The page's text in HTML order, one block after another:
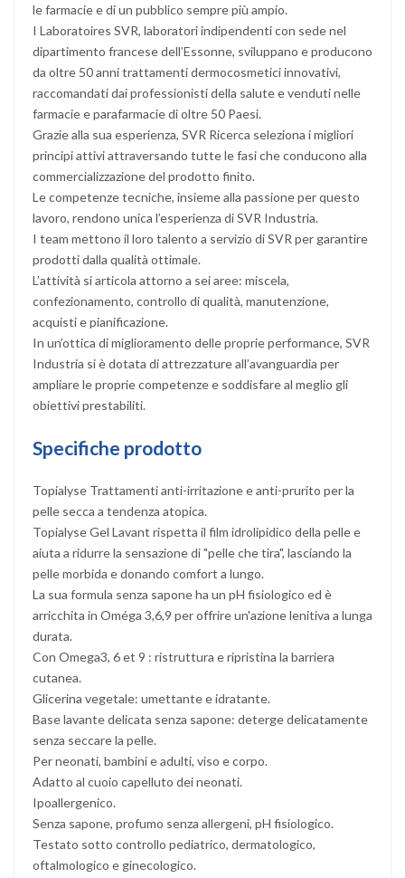
le farmacie e di un pubblico sempre più ampio.
I Laboratoires SVR, laboratori indipendenti con sede nel
dipartimento francese dell’Essonne, sviluppano e producono
da oltre 50 anni trattamenti dermocosmetici innovativi,
raccomandati dai professionisti della salute e venduti nelle
farmacie e parafarmacie di oltre 50 Paesi.
Grazie alla sua esperienza, SVR Ricerca seleziona i migliori
principi attivi attraversando tutte le fasi che conducono alla
commercializzazione del prodotto finito.
Le competenze tecniche, insieme alla passione per questo
lavoro, rendono unica l’esperienza di SVR Industria.
I team mettono il loro talento a servizio di SVR per garantire
prodotti dalla qualità ottimale.
L’attività si articola attorno a sei aree: miscela,
confezionamento, controllo di qualità, manutenzione,
acquisti e pianificazione.
In un’ottica di miglioramento delle proprie performance, SVR
Industria si è dotata di attrezzature all’avanguardia per
ampliare le proprie competenze e soddisfare al meglio gli
obiettivi prestabiliti.
Specifiche prodotto
Topialyse Trattamenti anti-irritazione e anti-prurito per la
pelle secca a tendenza atopica.
Topialyse Gel Lavant rispetta il film idrolipidico della pelle e
aiuta a ridurre la sensazione di "pelle che tira", lasciando la
pelle morbida e donando comfort a lungo.
La sua formula senza sapone ha un pH fisiologico ed è
arricchita in Oméga 3,6,9 per offrire un'azione lenitiva a lunga
durata.
Con Omega3, 6 et 9 : ristruttura e ripristina la barriera
cutanea.
Glicerina vegetale: umettante e idratante.
Base lavante delicata senza sapone: deterge delicatamente
senza seccare la pelle.
Per neonati, bambini e adulti, viso e corpo.
Adatto al cuoio capelluto dei neonati.
Ipoallergenico.
Senza sapone, profumo senza allergeni, pH fisiologico.
Testato sotto controllo pediatrico, dermatologico,
oftalmologico e ginecologico.